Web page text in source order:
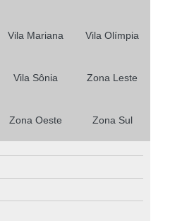
Vila Mariana Vila Olímpia
Vila Sônia Zona Leste
Zona Oeste Zona Sul